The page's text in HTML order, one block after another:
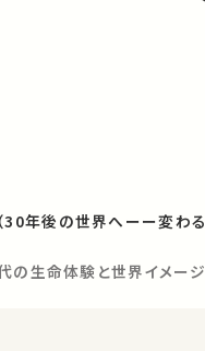
の生命体験と世界イメージ